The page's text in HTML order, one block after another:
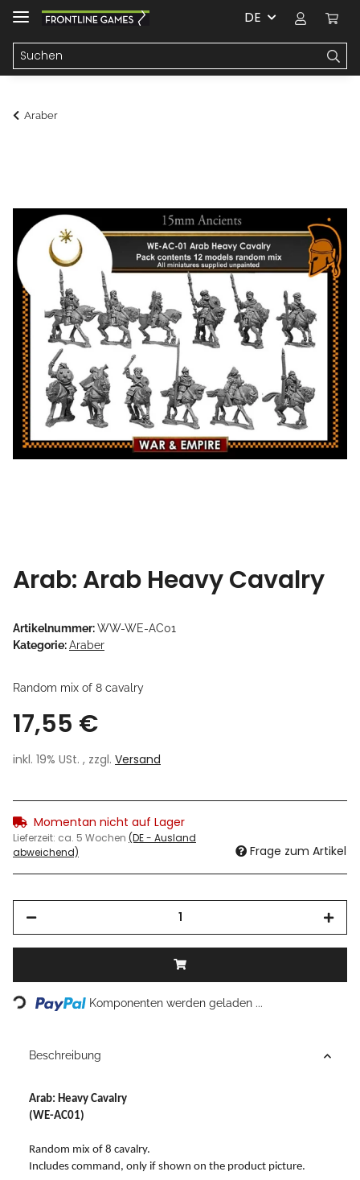
DE
Araber
Arab: Arab Heavy Cavalry
Artikelnummer:WW-WE-AC01
Kategorie:Araber
Random mix of 8 cavalry
17,55 €
inkl. 19% USt. , zzgl. Versand
Momentan nicht auf Lager
Lieferzeit: ca. 5 Wochen (DE - Ausland
abweichend)
Frage zum Artikel
Loading... Komponenten werden geladen ...
Beschreibung
Arab: Heavy Cavalry
(WE-AC01)
Random mix of 8 cavalry.
Includes command, only if shown on the product picture.